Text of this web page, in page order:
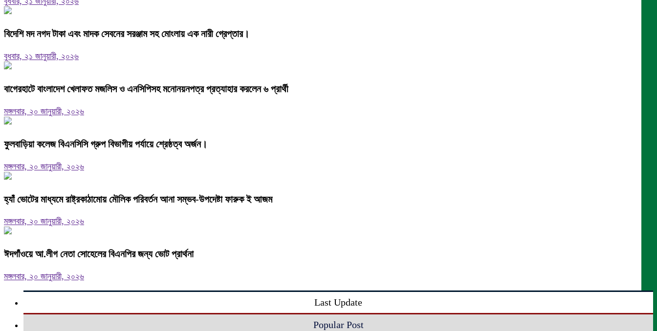
বিদেশি মদ নগদ টাকা এবং মাদক সেবনের সরঞ্জাম সহ মোংলায় এক নারী গ্রেপ্তার।
বুধবার, ২১ জানুয়ারী, ২০২৬
বাগেরহাটে বাংলাদেশ খেলাফত মজলিস ও এনসিপিসহ মনোনয়নপত্র প্রত্যাহার করলেন ৬ প্রার্থী
মঙ্গলবার, ২০ জানুয়ারী, ২০২৬
ফুলবাড়িয়া কলেজ বিএনসিসি গ্রুপ বিভাগীয় পর্যায়ে শ্রেষ্ঠত্ব অর্জন।
মঙ্গলবার, ২০ জানুয়ারী, ২০২৬
হ্যাঁ ভোটের মাধ্যমে রাষ্ট্রকাঠামোয় মৌলিক পরিবর্তন আনা সম্ভব-উপদেষ্টা ফারুক ই আজম
মঙ্গলবার, ২০ জানুয়ারী, ২০২৬
ঈদগাঁওয়ে আ.লীগ নেতা সোহেলের বিএনপির জন্য ভোট প্রার্থনা
মঙ্গলবার, ২০ জানুয়ারী, ২০২৬
Last Update
Popular Post